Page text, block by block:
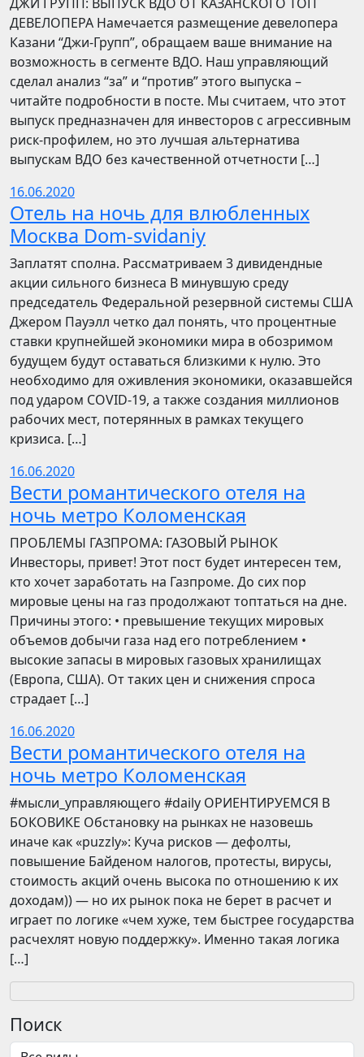
ДЕВЕЛОПЕРА Намечается размещение девелопера
Казани “Джи-Групп”, обращаем ваше внимание на
возможность в сегменте ВДО. Наш управляющий
сделал анализ “за” и “против” этого выпуска –
читайте подробности в посте. Мы считаем, что этот
выпуск предназначен для инвесторов с агрессивным
риск-профилем, но это лучшая альтернатива
выпускам ВДО без качественной отчетности […]
16.06.2020
Отель на ночь для влюбленных
Москва Dom-svidaniy
Заплатят сполна. Рассматриваем 3 дивидендные
акции сильного бизнеса В минувшую среду
председатель Федеральной резервной системы США
Джером Пауэлл четко дал понять, что процентные
ставки крупнейшей экономики мира в обозримом
будущем будут оставаться близкими к нулю. Это
необходимо для оживления экономики, оказавшейся
под ударом COVID-19, а также создания миллионов
рабочих мест, потерянных в рамках текущего
кризиса. […]
16.06.2020
Вести романтического отеля на
ночь метро Коломенская
ПРОБЛЕМЫ ГАЗПРОМА: ГАЗОВЫЙ РЫНОК
Инвесторы, привет! Этот пост будет интересен тем,
кто хочет заработать на Газпроме. До сих пор
мировые цены на газ продолжают топтаться на дне.
Причины этого: • превышение текущих мировых
объемов добычи газа над его потреблением •
высокие запасы в мировых газовых хранилищах
(Европа, США). От таких цен и снижения спроса
страдает […]
16.06.2020
Вести романтического отеля на
ночь метро Коломенская
​​#мысли_управляющего #daily ОРИЕНТИРУЕМСЯ В
БОКОВИКЕ Обстановку на рынках не назовешь
иначе как «puzzly»: Куча рисков — дефолты,
повышение Байденом налогов, протесты, вирусы,
стоимость акций очень высока по отношению к их
доходам)) — но их рынок пока не берет в расчет и
играет по логике «чем хуже, тем быстрее государства
расчехлят новую поддержку». Именно такая логика
[…]
Поиск